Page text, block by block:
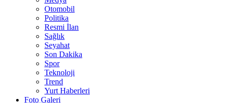
Otomobil
Politika
Resmi İlan
Sağlık
Seyahat
Son Dakika
Spor
Teknoloji
Trend
Yurt Haberleri
Foto Galeri